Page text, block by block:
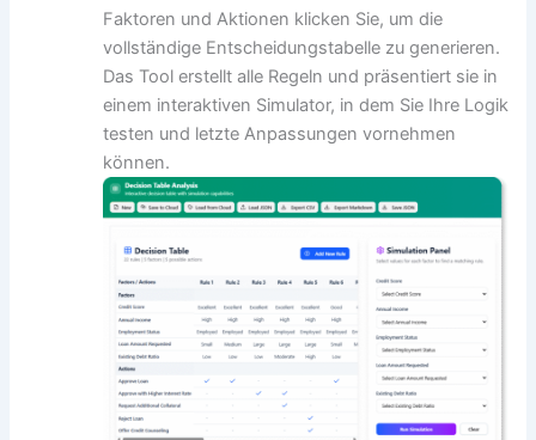
Faktoren und Aktionen klicken Sie, um die
vollständige Entscheidungstabelle zu generieren.
Das Tool erstellt alle Regeln und präsentiert sie in
einem interaktiven Simulator, in dem Sie Ihre Logik
testen und letzte Anpassungen vornehmen
können.